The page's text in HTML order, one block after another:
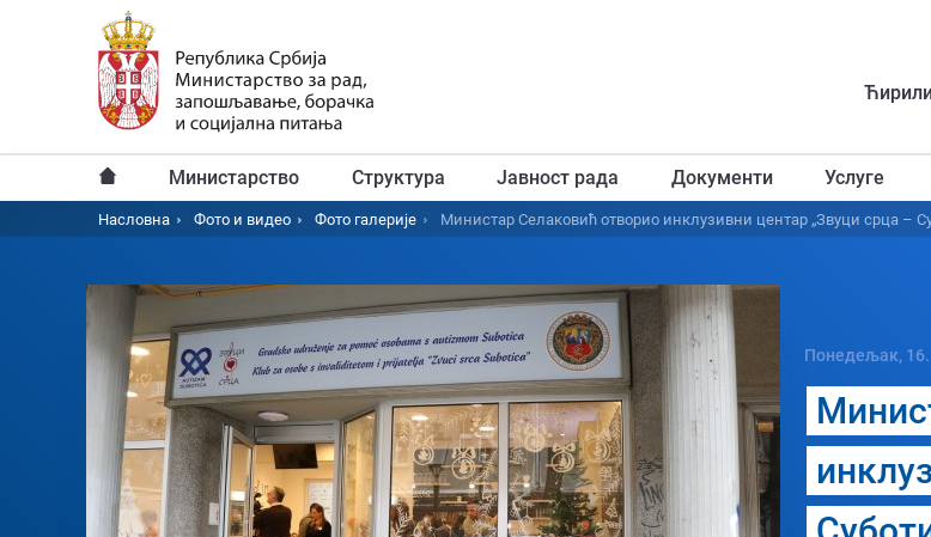
Главни
Министарство Структура Јавност рада Документи Услуге
Насловна Фото и видео Фото галерије Министар Селаковић отворио инклузивни центар „Звуци срца –
Понедељак, 16.